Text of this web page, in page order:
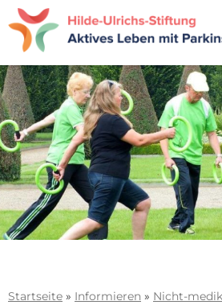
Startseite » Informieren » Nicht-